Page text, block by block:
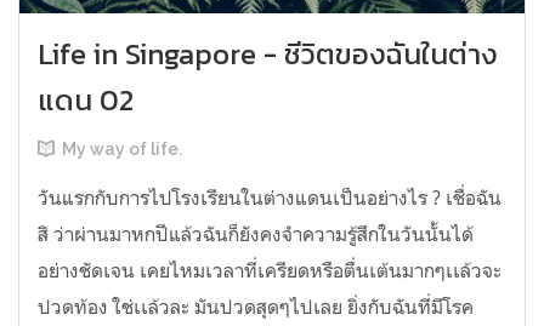
Life in Singapore - ชีวิตของฉันในต่าง
แดน 02
My way of life.
วันแรกกับการไปโรงเรียนในต่างแดนเป็นอย่างไร ? เชื่อฉัน
สิ ว่าผ่านมาหกปีแล้วฉันก็ยังคงจำความรู้สึกในวันนั้นได้
อย่างชัดเจน เคยไหมเวลาที่เครียดหรือตื่นเต้นมากๆเเล้วจะ
ปวดท้อง ใช่เเล้วละ มันปวดสุดๆไปเลย ยิ่งกับฉันที่มีโรค